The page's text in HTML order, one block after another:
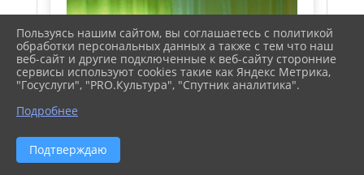
Пользуясь нашим сайтом, вы соглашаетесь с политикой
обработки персональных данных а также с тем что наш
веб-сайт и другие подключенные к веб-сайту сторонние
сервисы используют cookies такие как Яндекс Метрика,
"Госуслуги", "PRO.Культура", "Спутник аналитика".
Подробнее
Подтверждаю